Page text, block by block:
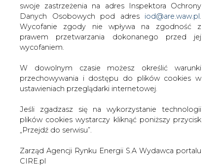
swoje zastrzeżenia na adres Inspektora Ochrony
Danych Osobowych pod adres iod@are.waw.pl
Wycofanie zgody nie wpływa na zgodność z
prawem przetwarzania dokonanego przed jej
wycofaniem.
W dowolnym czasie możesz określić warunki
przechowywania i dostępu do plików cookies w
ustawieniach przeglądarki internetowej.
Jeśli zgadzasz się na wykorzystanie technologii
plików cookies wystarczy kliknąć poniższy przycisk
„Przejdź do serwisu”.
Zarząd Agencji Rynku Energii S.A Wydawca portalu
CIRE.pl
Geolodzy ze wspomnianego stowarzyszenia oceniają, że
tureckie prawo przychylne inwestorom pomoże w
rozwoju sektora gazu łupkowego, co wpłynie
pozytywnie na ceny błękitnego paliwa w Turcji.
Natomiast według raportu pt. „Nowe metody w
poszukiwaniach gazu naturalnego” przygotowanego
przez podległe amerykańskiemu Departamentowi
łupkowego w Turcji sięgają około 424 miliardów metrów
sześciennych. Dla Turcji zużywającej rocznie średnio 45-
50 miliardy metrów sześciennych gazu jest to zapas na
#Gazownictwo